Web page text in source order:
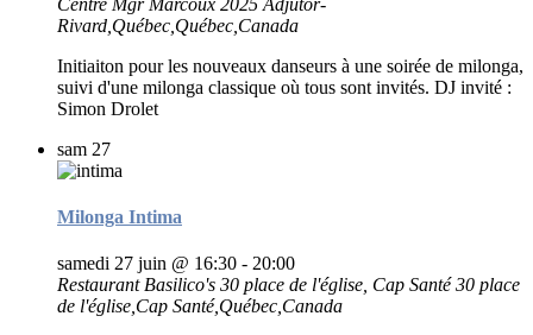
Rivard,Québec,Québec,Canada
Initiaiton pour les nouveaux danseurs à une soirée de milonga,
suivi d'une milonga classique où tous sont invités. DJ invité :
Simon Drolet
sam 27
Milonga Intima
samedi 27 juin @ 16:30 - 20:00
Restaurant Basilico's 30 place de l'église, Cap Santé30 place
de l'église,Cap Santé,Québec,Canada